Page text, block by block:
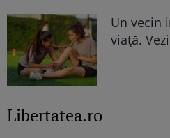
Un vecin
viață.
Libertatea.ro